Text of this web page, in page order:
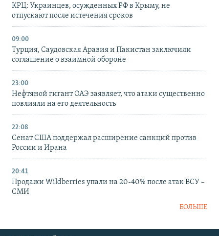
КРЦ: Украинцев, осужденных РФ в Крыму, не
отпускают после истечения сроков
09:00
Турция, Саудовская Аравия и Пакистан заключили
соглашение о взаимной обороне
23:00
Нефтяной гигант ОАЭ заявляет, что атаки существенно
повлияли на его деятельность
22:08
Сенат США поддержал расширение санкций против
России и Ирана
20:41
Продажи Wildberries упали на 20-40% после атак ВСУ –
СМИ
БОЛЬШЕ